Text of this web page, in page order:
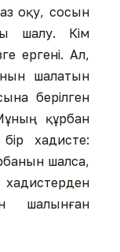
оқу, сосын
шалу. Кім
ергені. Ал,
шалатын
берілген
құрбан
хадисте:
шалса,
шалынған